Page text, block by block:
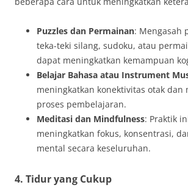
Puzzles dan Permainan: Mengasah
teka-teki silang, sudoku, atau
dapat meningkatkan kemampuan
Belajar Bahasa atau Instrument
meningkatkan konektivitas otak dan
proses pembelajaran.
Meditasi dan Mindfulness: Praktik
meningkatkan fokus, konsentrasi,
mental secara keseluruhan.
4. Tidur yang Cukup